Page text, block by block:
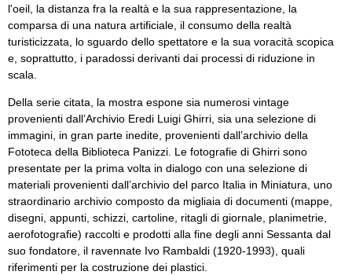
l'oeil, la distanza fra la realtà e la sua rappresentazione, la
comparsa di una natura artificiale, il consumo della realtà
turisticizzata, lo sguardo dello spettatore e la sua voracità scopica
e, soprattutto, i paradossi derivanti dai processi di riduzione in
scala.
Della serie citata, la mostra espone sia numerosi vintage
provenienti dall’Archivio Eredi Luigi Ghirri, sia una selezione di
immagini, in gran parte inedite, provenienti dall’archivio della
Fototeca della Biblioteca Panizzi. Le fotografie di Ghirri sono
presentate per la prima volta in dialogo con una selezione di
materiali provenienti dall’archivio del parco Italia in Miniatura, uno
straordinario archivio composto da migliaia di documenti (mappe,
disegni, appunti, schizzi, cartoline, ritagli di giornale, planimetrie,
aerofotografie) raccolti e prodotti alla fine degli anni Sessanta dal
suo fondatore, il ravennate Ivo Rambaldi (1920-1993), quali
riferimenti per la costruzione dei plastici.